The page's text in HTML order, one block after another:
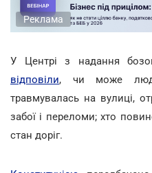
Реклама
У Центрі з надання
відповіли, чи може
травмувалась на вулиці,
забої і переломи; хто
стан доріг.